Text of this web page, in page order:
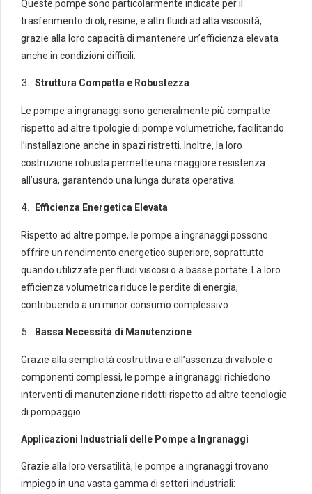
Queste pompe sono particolarmente indicate per il
trasferimento di oli, resine, e altri fluidi ad alta viscosità,
grazie alla loro capacità di mantenere un’efficienza elevata
anche in condizioni difficili.
Struttura Compatta e Robustezza
Le pompe a ingranaggi sono generalmente più compatte
rispetto ad altre tipologie di pompe volumetriche, facilitando
l’installazione anche in spazi ristretti. Inoltre, la loro
costruzione robusta permette una maggiore resistenza
all’usura, garantendo una lunga durata operativa.
Efficienza Energetica Elevata
Rispetto ad altre pompe, le pompe a ingranaggi possono
offrire un rendimento energetico superiore, soprattutto
quando utilizzate per fluidi viscosi o a basse portate. La loro
efficienza volumetrica riduce le perdite di energia,
contribuendo a un minor consumo complessivo.
Bassa Necessità di Manutenzione
Grazie alla semplicità costruttiva e all’assenza di valvole o
componenti complessi, le pompe a ingranaggi richiedono
interventi di manutenzione ridotti rispetto ad altre tecnologie
di pompaggio.
Applicazioni Industriali delle Pompe a Ingranaggi
Grazie alla loro versatilità, le pompe a ingranaggi trovano
impiego in una vasta gamma di settori industriali: